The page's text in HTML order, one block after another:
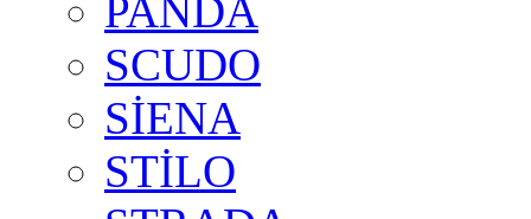
PANDA
SCUDO
SİENA
STİLO